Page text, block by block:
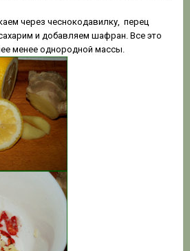
через чеснокодавилку, перец
и добавляем шафран. Все это
менее однородной массы.